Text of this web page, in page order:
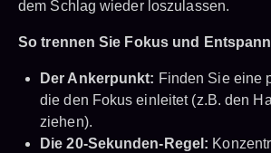
dem Schlag wieder loszulassen.
So trennen Sie Fokus und
Der Ankerpunkt: Finden Sie eine
die den Fokus einleitet (z.B. den
ziehen).
Die 20-Sekunden-Regel: